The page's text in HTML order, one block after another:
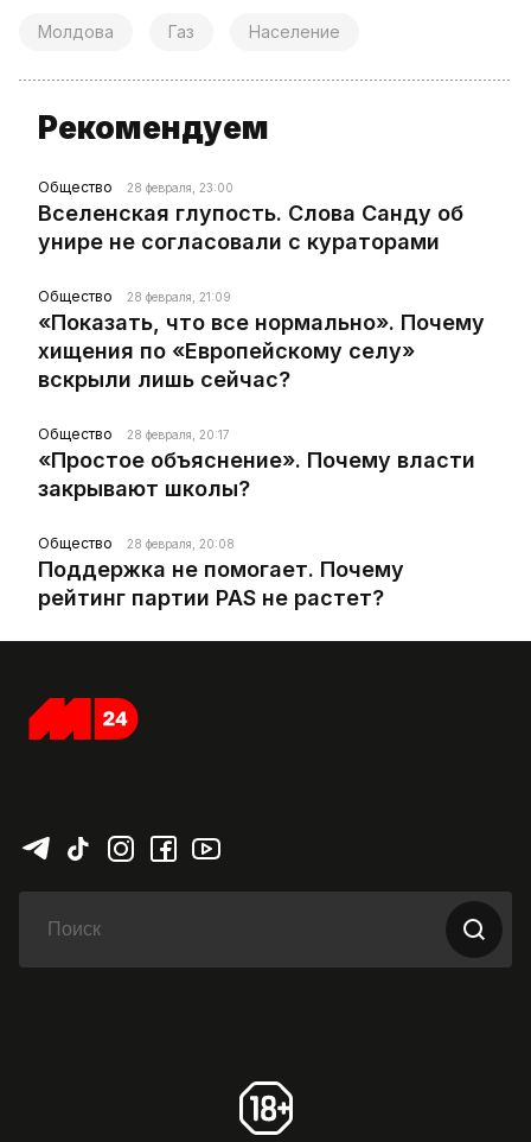
Молдова Газ Население
Рекомендуем
Общество 28 февраля, 23:00
Вселенская глупость. Слова Санду об
унире не согласовали с кураторами
Общество 28 февраля, 21:09
«Показать, что все нормально». Почему
хищения по «Европейскому селу»
вскрыли лишь сейчас?
Общество 28 февраля, 20:17
«Простое объяснение». Почему власти
закрывают школы?
Общество 28 февраля, 20:08
Поддержка не помогает. Почему
рейтинг партии PAS не растет?